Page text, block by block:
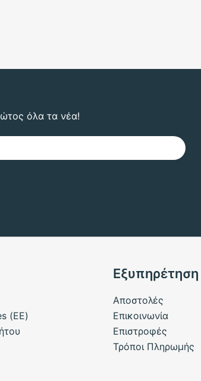
όλα τα νέα!
(ΕΕ)
Εξυπηρέτηση
Αποστολές
Επικοινωνία
Επιστροφές
Τρόποι Πληρωμής